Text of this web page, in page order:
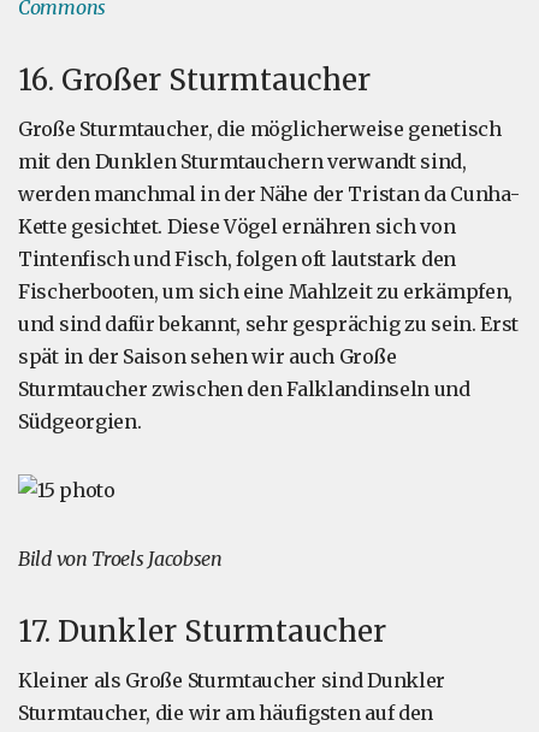
Commons
16. Großer Sturmtaucher
Große Sturmtaucher, die möglicherweise genetisch
mit den Dunklen Sturmtauchern verwandt sind,
werden manchmal in der Nähe der Tristan da Cunha-
Kette gesichtet. Diese Vögel ernähren sich von
Tintenfisch und Fisch, folgen oft lautstark den
Fischerbooten, um sich eine Mahlzeit zu erkämpfen,
und sind dafür bekannt, sehr gesprächig zu sein. Erst
spät in der Saison sehen wir auch Große
Sturmtaucher zwischen den Falklandinseln und
Südgeorgien.
Bild von Troels Jacobsen
17. Dunkler Sturmtaucher
Kleiner als Große Sturmtaucher sind Dunkler
Sturmtaucher, die wir am häufigsten auf den